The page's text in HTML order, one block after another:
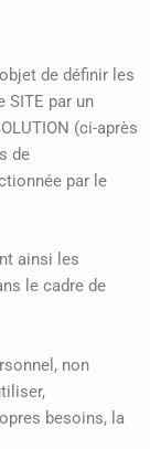
de définir les
par un
(ci-après
de
par le
ainsi les
le cadre de
non
besoins, la